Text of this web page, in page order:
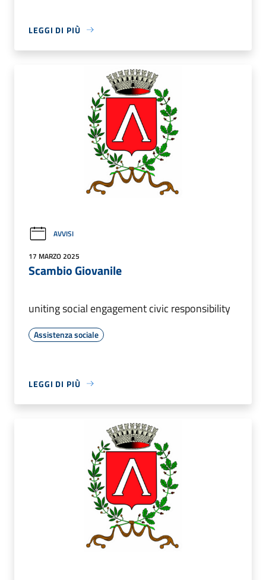
LEGGI DI PIÙ
AVVISI
17 MARZO 2025
Scambio Giovanile
uniting social engagement civic responsibility
Assistenza sociale
LEGGI DI PIÙ